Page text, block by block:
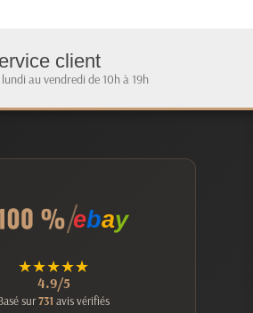
client
au vendredi de 10h à 19h
ebay
★★★★★
4.9/5
sur731 avis vérifiés